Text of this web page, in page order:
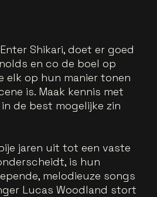
Shikari, doet er goed
en co de boel op
elk op hun manier tonen
is. Maak kennis met
de best mogelijke zin
jaren uit tot een vaste
is hun
melodieuze songs
Lucas Woodland stort